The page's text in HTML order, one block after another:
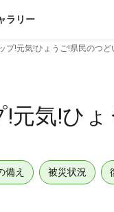
ラリー
プ!元気!ひょうご!県民のつど
!元気!ひ
備え 被災状況